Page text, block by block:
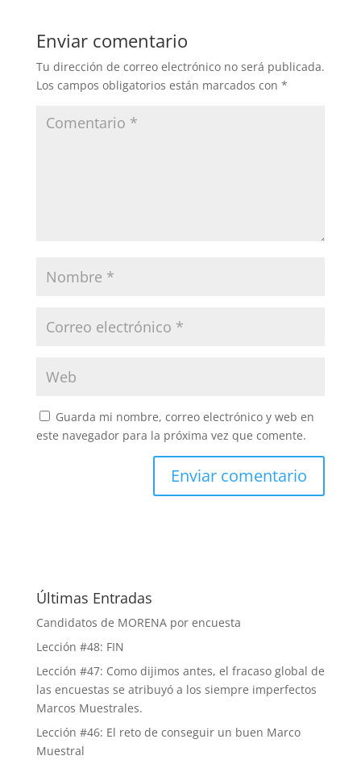
Enviar comentario
Tu dirección de correo electrónico no será publicada.
Los campos obligatorios están marcados con *
Guarda mi nombre, correo electrónico y web en
este navegador para la próxima vez que comente.
Últimas Entradas
Candidatos de MORENA por encuesta
Lección #48: FIN
Lección #47: Como dijimos antes, el fracaso global de
las encuestas se atribuyó a los siempre imperfectos
Marcos Muestrales.
Lección #46: El reto de conseguir un buen Marco
Muestral